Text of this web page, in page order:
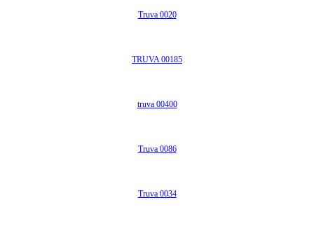
Truva 0020
TRUVA 00185
truva 00400
Truva 0086
Truva 0034